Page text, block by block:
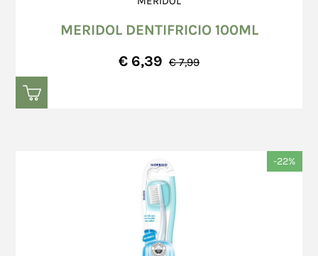
MERIDOL DENTIFRICIO 100ML
€ 6,39 € 7,99
-22%